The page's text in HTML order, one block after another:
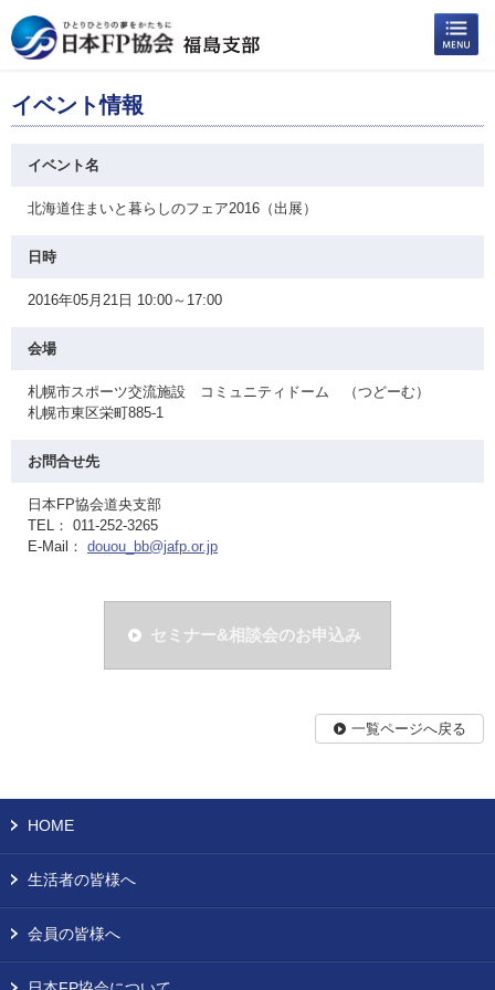
イベント情報
イベント名
北海道住まいと暮らしのフェア2016（出展）
日時
2016年05月21日 10:00～17:00
会場
札幌市スポーツ交流施設 コミュニティドーム （つどーむ）
札幌市東区栄町885-1
お問合せ先
日本FP協会道央支部
TEL： 011-252-3265
E-Mail： douou_bb@jafp.or.jp
セミナー&相談会のお申込み
一覧ページへ戻る
HOME
生活者の皆様へ
会員の皆様へ